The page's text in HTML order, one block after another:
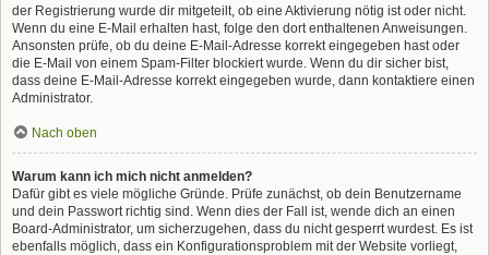
der Registrierung wurde dir mitgeteilt, ob eine Aktivierung nötig ist oder nicht.
Wenn du eine E-Mail erhalten hast, folge den dort enthaltenen Anweisungen.
Ansonsten prüfe, ob du deine E-Mail-Adresse korrekt eingegeben hast oder
die E-Mail von einem Spam-Filter blockiert wurde. Wenn du dir sicher bist,
dass deine E-Mail-Adresse korrekt eingegeben wurde, dann kontaktiere einen
Administrator.
Nach oben
Warum kann ich mich nicht anmelden?
Dafür gibt es viele mögliche Gründe. Prüfe zunächst, ob dein Benutzername
und dein Passwort richtig sind. Wenn dies der Fall ist, wende dich an einen
Board-Administrator, um sicherzugehen, dass du nicht gesperrt wurdest. Es ist
ebenfalls möglich, dass ein Konfigurationsproblem mit der Website vorliegt,